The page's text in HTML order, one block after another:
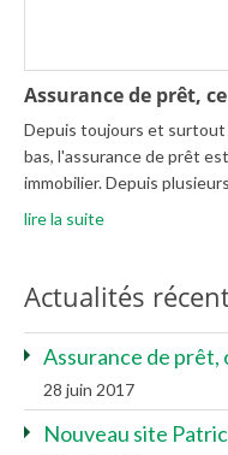
Assurance de prêt,
Depuis toujours et surtout
bas, l'assurance de prêt
immobilier. Depuis
lire la suite
Actualités
Assurance de prêt,
28 juin 2017
Nouveau site